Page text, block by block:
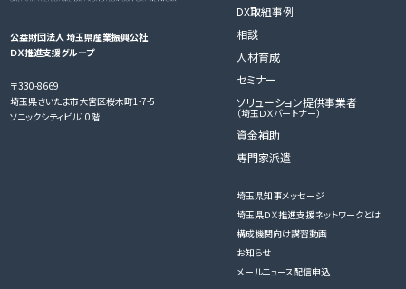
公益財団法人 埼玉県産業振興公社
ＤＸ推進支援グループ
〒330-8669
埼玉県さいたま市大宮区桜木町1-7-5
ソニックシティビル10階
DX取組事例
相談
人材育成
セミナー
ソリューション提供事業者
（埼玉ＤＸパートナー）
資金補助
専門家派遣
埼玉県知事メッセージ
埼玉県ＤＸ推進支援ネットワークとは
構成機関向け講習動画
お知らせ
メールニュース配信申込